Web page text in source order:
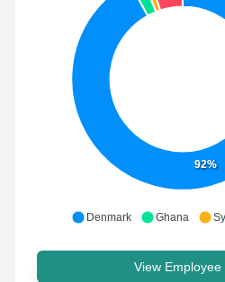
92%
Denmark Ghana
View Employee